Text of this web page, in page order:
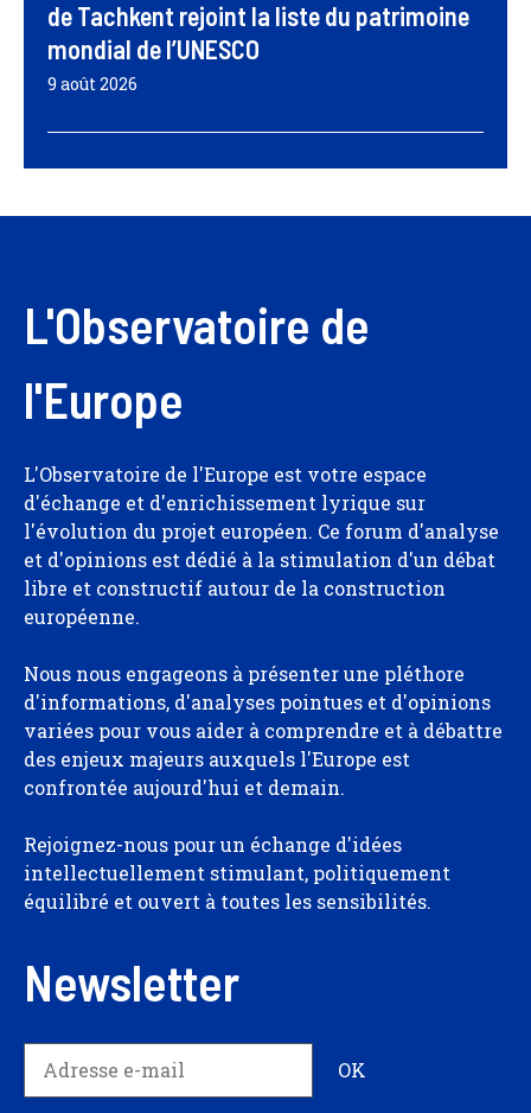
de Tachkent rejoint la liste du patrimoine
mondial de l’UNESCO
9 août 2026
L'Observatoire de
l'Europe
L'Observatoire de l'Europe est votre espace
d'échange et d'enrichissement lyrique sur
l'évolution du projet européen. Ce forum d'analyse
et d'opinions est dédié à la stimulation d'un débat
libre et constructif autour de la construction
européenne.
Nous nous engageons à présenter une pléthore
d'informations, d'analyses pointues et d'opinions
variées pour vous aider à comprendre et à débattre
des enjeux majeurs auxquels l'Europe est
confrontée aujourd'hui et demain.
Rejoignez-nous pour un échange d'idées
intellectuellement stimulant, politiquement
équilibré et ouvert à toutes les sensibilités.
Newsletter